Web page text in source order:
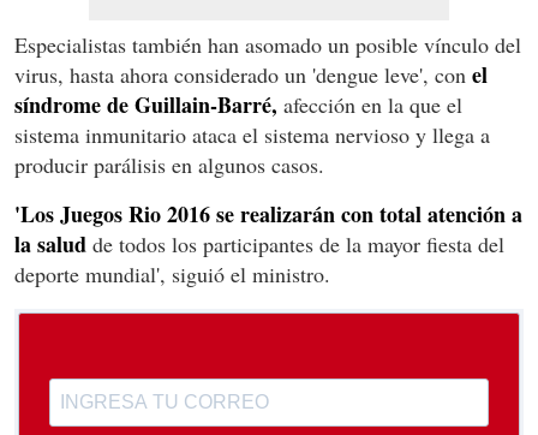
Especialistas también han asomado un posible vínculo del
virus, hasta ahora considerado un 'dengue leve', con el
síndrome de Guillain-Barré, afección en la que el
sistema inmunitario ataca el sistema nervioso y llega a
producir parálisis en algunos casos.
'Los Juegos Rio 2016 se realizarán con total atención a
la salud de todos los participantes de la mayor fiesta del
deporte mundial', siguió el ministro.